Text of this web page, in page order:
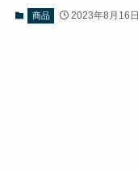
商品 2023年8月16日